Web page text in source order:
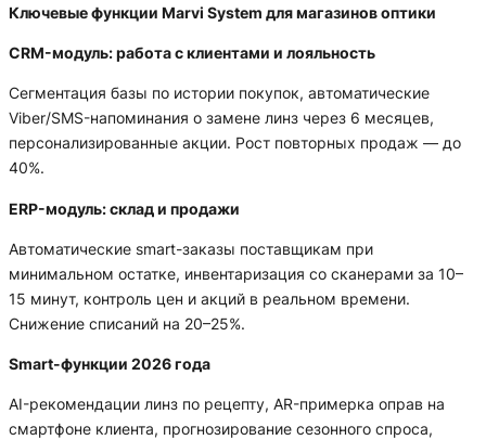
Ключевые функции Marvi System для магазинов оптики
CRM-модуль: работа с клиентами и лояльность
Сегментация базы по истории покупок, автоматические
Viber/SMS-напоминания о замене линз через 6 месяцев,
персонализированные акции. Рост повторных продаж — до
40%.
ERP-модуль: склад и продажи
Автоматические smart-заказы поставщикам при
минимальном остатке, инвентаризация со сканерами за 10–
15 минут, контроль цен и акций в реальном времени.
Снижение списаний на 20–25%.
Smart-функции 2026 года
AI-рекомендации линз по рецепту, AR-примерка оправ на
смартфоне клиента, прогнозирование сезонного спроса,